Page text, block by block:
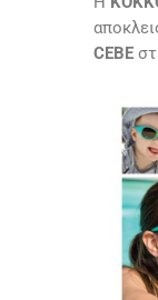
CEBE